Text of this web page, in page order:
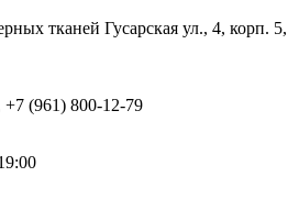
тканей Гусарская ул., 4, корп. 5,
(961) 800-12-79